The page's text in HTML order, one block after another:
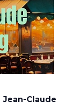
Claude